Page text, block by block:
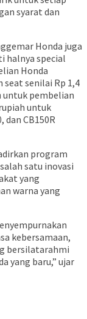
syarat dan
Honda juga
halnya special
Honda
seat senilai Rp 1,4
untuk pembelian
untuk
dan CB150R
program
satu inovasi
yang
warna yang
kebersamaan,
bersilatarahmi
yang baru,” ujar